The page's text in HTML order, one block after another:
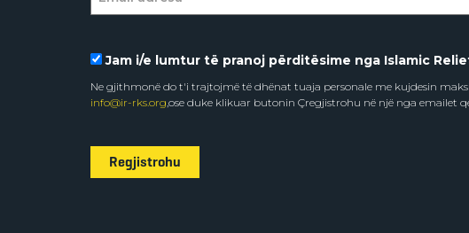
Jam i/e lumtur të pranoj përditësime nga Islamic
Ne gjithmonë do t'i trajtojmë të dhënat tuaja personale me kujdesin
info@ir-rks.org,ose duke klikuar butonin Çregjistrohu në një nga emailet
Regjistrohu